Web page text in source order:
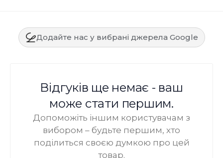
Додайте нас у вибрані джерела Google
Відгуків ще немає - ваш
може стати першим.
Допоможіть іншим користувачам з
вибором – будьте першим, хто
поділиться своєю думкою про цей
товар.